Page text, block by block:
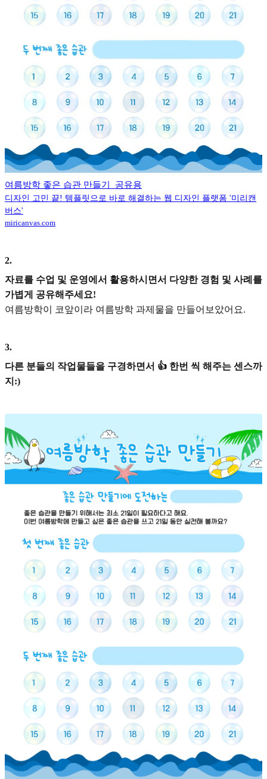
여름방학 좋은 습관 만들기_공유용
디자인 고민 끝! 템플릿으로 바로 해결하는 웹 디자인 플랫폼 '미리캔
버스'
miricanvas.com
2.
자료를 수업 및 운영에서 활용하시면서 다양한 경험 및 사례를
가볍게 공유해주세요!
여름방학이 코앞이라 여름방학 과제물을 만들어보았어요.
3.
다른 분들의 작업물들을 구경하면서 👍 한번 씩 해주는 센스까
지:)